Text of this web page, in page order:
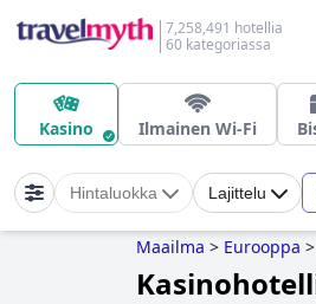
7,258,491 hotellia
60 kategoriassa
Kasino Ilmainen Wi-Fi
Hintaluokka Lajittelu
Maailma > Eurooppa >